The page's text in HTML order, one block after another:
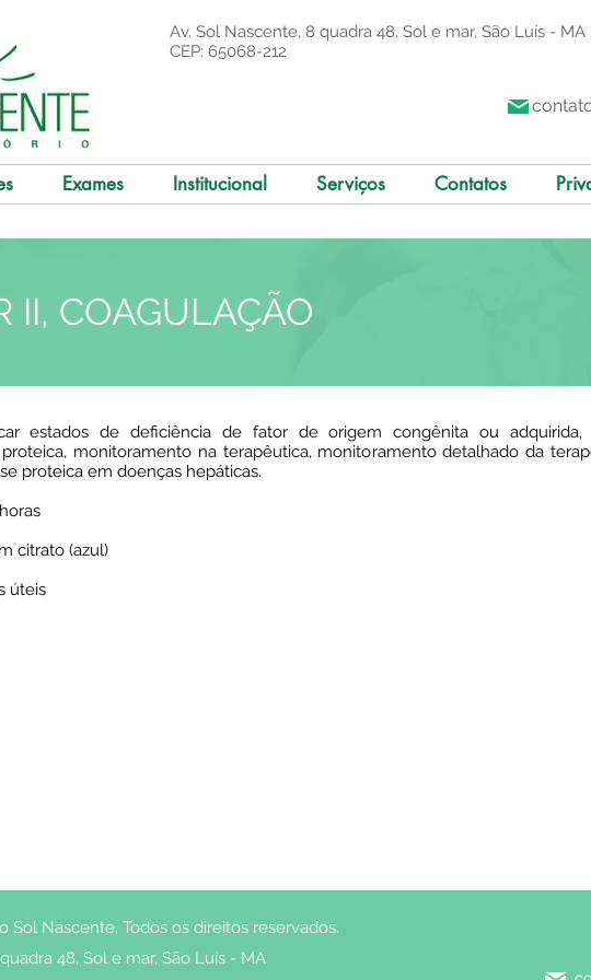
Av. Sol Nascente, 8 quadra 48, Sol e mar, São Luís - MA
CEP: 65068-212
Exames Institucional Serviços Contatos
II, COAGULAÇÃO
estados de deficiência de fator de origem congênita ou
monitoramento na terapêutica, monitoramento detalhado da
proteica em doenças hepáticas.
citrato (azul)
úteis
Nascente. Todos os direitos reservados.
48, Sol e mar, São Luís - MA